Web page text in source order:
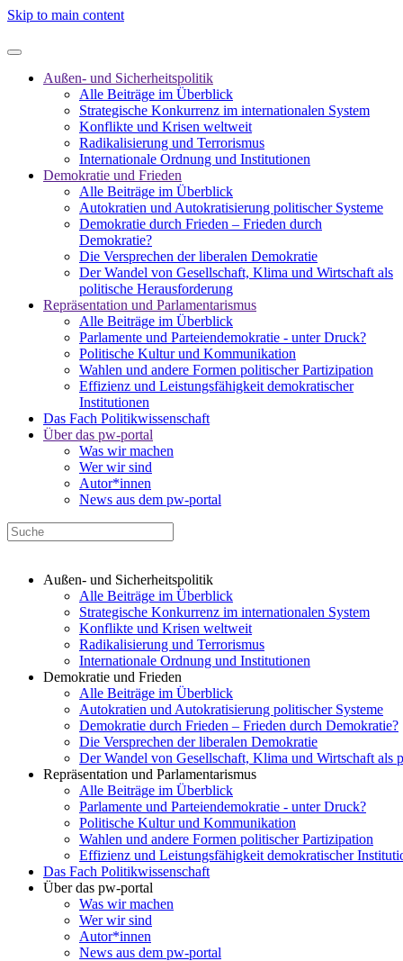
Skip to main content
Außen- und Sicherheitspolitik
Alle Beiträge im Überblick
Strategische Konkurrenz im internationalen System
Konflikte und Krisen weltweit
Radikalisierung und Terrorismus
Internationale Ordnung und Institutionen
Demokratie und Frieden
Alle Beiträge im Überblick
Autokratien und Autokratisierung politischer Systeme
Demokratie durch Frieden – Frieden durch
Demokratie?
Die Versprechen der liberalen Demokratie
Der Wandel von Gesellschaft, Klima und Wirtschaft als
politische Herausforderung
Repräsentation und Parlamentarismus
Alle Beiträge im Überblick
Parlamente und Parteiendemokratie - unter Druck?
Politische Kultur und Kommunikation
Wahlen und andere Formen politischer Partizipation
Effizienz und Leistungsfähigkeit demokratischer
Institutionen
Das Fach Politikwissenschaft
Über das pw-portal
Was wir machen
Wer wir sind
Autor*innen
News aus dem pw-portal
Außen- und Sicherheitspolitik
Alle Beiträge im Überblick
Strategische Konkurrenz im internationalen System
Konflikte und Krisen weltweit
Radikalisierung und Terrorismus
Internationale Ordnung und Institutionen
Demokratie und Frieden
Alle Beiträge im Überblick
Autokratien und Autokratisierung politischer Systeme
Demokratie durch Frieden – Frieden durch Demokratie?
Die Versprechen der liberalen Demokratie
Der Wandel von Gesellschaft, Klima und Wirtschaft als
Repräsentation und Parlamentarismus
Alle Beiträge im Überblick
Parlamente und Parteiendemokratie - unter Druck?
Politische Kultur und Kommunikation
Wahlen und andere Formen politischer Partizipation
Effizienz und Leistungsfähigkeit demokratischer
Das Fach Politikwissenschaft
Über das pw-portal
Was wir machen
Wer wir sind
Autor*innen
News aus dem pw-portal